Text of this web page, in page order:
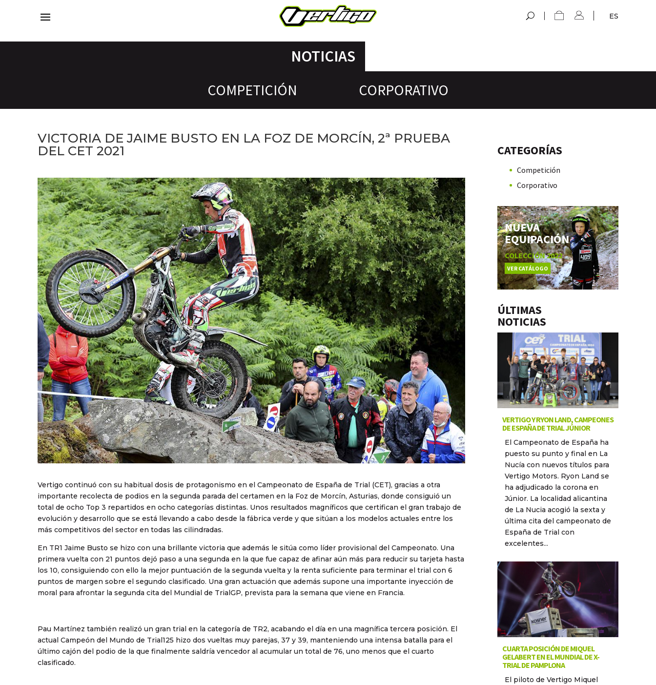
ES
NOTICIAS
COMPETICIÓN CORPORATIVO
VICTORIA DE JAIME BUSTO EN LA FOZ DE MORCÍN, 2ª PRUEBA
DEL CET 2021
Vertigo continuó con su habitual dosis de protagonismo en el Campeonato de España de Trial (CET), gracias a otra
importante recolecta de podios en la segunda parada del certamen en la Foz de Morcín, Asturias, donde consiguió un
total de ocho Top 3 repartidos en ocho categorías distintas. Unos resultados magníficos que certifican el gran trabajo de
evolución y desarrollo que se está llevando a cabo desde la fábrica verde y que sitúan a los modelos actuales entre los
más competitivos del sector en todas las cilindradas.
En TR1 Jaime Busto se hizo con una brillante victoria que además le sitúa como líder provisional del Campeonato. Una
primera vuelta con 21 puntos dejó paso a una segunda en la que fue capaz de afinar aún más para reducir su tarjeta hasta
los 10, consiguiendo con ello la mejor puntuación de la segunda vuelta y la renta suficiente para terminar el trial con 6
puntos de margen sobre el segundo clasificado. Una gran actuación que además supone una importante inyección de
moral para afrontar la segunda cita del Mundial de TrialGP, prevista para la semana que viene en Francia.
Pau Martínez también realizó un gran trial en la categoría de TR2, acabando el día en una magnífica tercera posición. El
actual Campeón del Mundo de Trial125 hizo dos vueltas muy parejas, 37 y 39, manteniendo una intensa batalla para el
último cajón del podio de la que finalmente saldría vencedor al acumular un total de 76, uno menos que el cuarto
clasificado.
CATEGORÍAS
Competición
Corporativo
NUEVA
EQUIPACIÓN
COLECCIÓN 2022
VER CATÁLOGO
ÚLTIMAS
NOTICIAS
VERTIGO Y RYON LAND, CAMPEONES
DE ESPAÑA DE TRIAL JÚNIOR
El Campeonato de España ha
puesto su punto y final en La
Nucía con nuevos títulos para
Vertigo Motors. Ryon Land se
ha adjudicado la corona en
Júnior. La localidad alicantina
de La Nucia acogió la sexta y
última cita del campeonato de
España de Trial con
excelentes...
CUARTA POSICIÓN DE MIQUEL
GELABERT EN EL MUNDIAL DE X-
TRIAL DE PAMPLONA
El piloto de Vertigo Miquel